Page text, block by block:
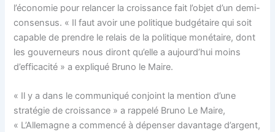
l’économie pour relancer la croissance fait l’objet d’un demi-
consensus. « Il faut avoir une politique budgétaire qui soit
capable de prendre le relais de la politique monétaire, dont
les gouverneurs nous diront qu’elle a aujourd’hui moins
d’efficacité » a expliqué Bruno le Maire.
« Il y a dans le communiqué conjoint la mention d’une
stratégie de croissance » a rappelé Bruno Le Maire,
« L’Allemagne a commencé à dépenser davantage d’argent,